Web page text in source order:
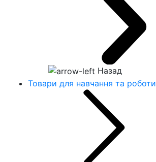
Назад
Товари для навчання та роботи